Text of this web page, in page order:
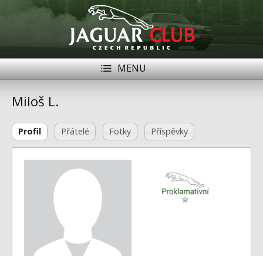
MENU
Modely Jaguar
Naše vozy
Miloš L.
Profil Přátelé Fotky Příspěvky